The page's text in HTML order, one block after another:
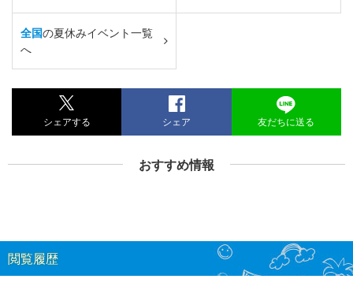
全国の夏休みイベント一覧
へ
シェアする シェア 友だちに送る
おすすめ情報
閲覧履歴